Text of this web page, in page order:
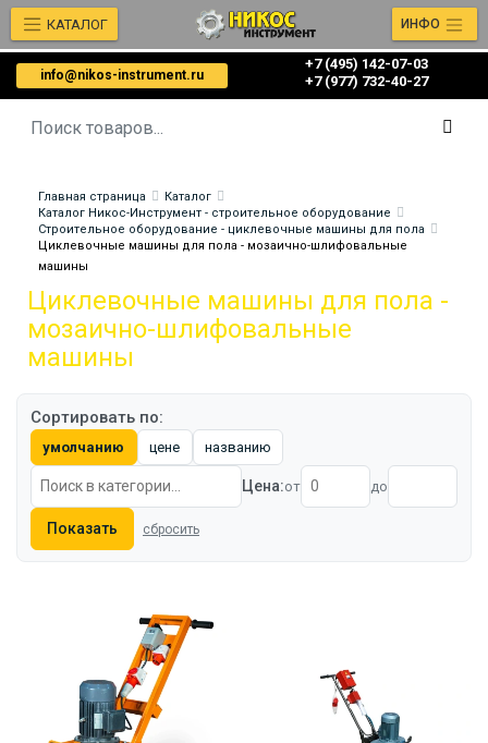
info@nikos-instrument.ru
+7 (495) 142-07-03
‎‎+7 (977) 732-40-27
КАТАЛОГ ИНФО
Главная страница
Каталог
Каталог Никос-Инструмент - строительное оборудование
Строительное оборудование - циклевочные машины для пола
Циклевочные машины для пола - мозаично-шлифовальные
машины
Циклевочные машины для пола -
мозаично-шлифовальные
машины
Сортировать по:
умолчанию цене названию
Цена:от до
Показать сбросить